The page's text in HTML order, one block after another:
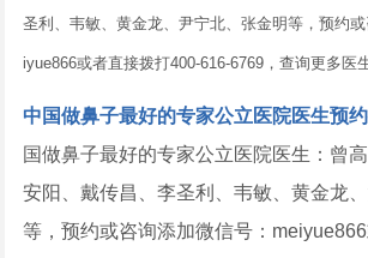
圣利、韦敏、黄金龙、尹宁北、张金明等，预约
iyue866或者直接拨打400-616-6769，查询更多医
中国做鼻子最好的专家公立医院医生预
国做鼻子最好的专家公立医院医生：曾高
安阳、戴传昌、李圣利、韦敏、黄金龙
等，预约或咨询添加微信号：